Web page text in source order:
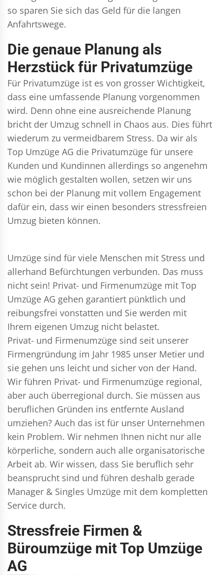
so sparen Sie sich das Geld für die langen
Anfahrtswege.
Die genaue Planung als
Herzstück für Privatumzüge
Für Privatumzüge ist es von grosser Wichtigkeit,
dass eine umfassende Planung vorgenommen
wird. Denn ohne eine ausreichende Planung
bricht der Umzug schnell in Chaos aus. Dies führt
wiederum zu vermeidbarem Stress. Da wir als
Top Umzüge AG die Privatumzüge für unsere
Kunden und Kundinnen allerdings so angenehm
wie möglich gestalten wollen, setzen wir uns
schon bei der Planung mit vollem Engagement
dafür ein, dass wir einen besonders stressfreien
Umzug bieten können.
Umzüge sind für viele Menschen mit Stress und
allerhand Befürchtungen verbunden. Das muss
nicht sein! Privat- und Firmenumzüge mit Top
Umzüge AG gehen garantiert pünktlich und
reibungsfrei vonstatten und Sie werden mit
Ihrem eigenen Umzug nicht belastet.
Privat- und Firmenumzüge sind seit unserer
Firmengründung im Jahr 1985 unser Metier und
sie gehen uns leicht und sicher von der Hand.
Wir führen Privat- und Firmenumzüge regional,
aber auch überregional durch. Sie müssen aus
beruflichen Gründen ins entfernte Ausland
umziehen? Auch das ist für unser Unternehmen
kein Problem. Wir nehmen Ihnen nicht nur alle
körperliche, sondern auch alle organisatorische
Arbeit ab. Wir wissen, dass Sie beruflich sehr
beansprucht sind und führen deshalb gerade
Manager & Singles Umzüge mit dem kompletten
Service durch.
Stressfreie Firmen &
Büroumzüge mit Top Umzüge
AG